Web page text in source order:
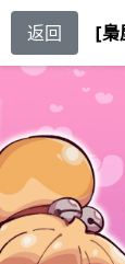
返回